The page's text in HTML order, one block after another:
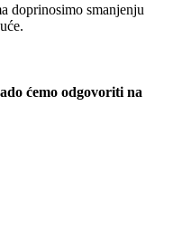
doprinosimo smanjenju
ćemo odgovoriti na